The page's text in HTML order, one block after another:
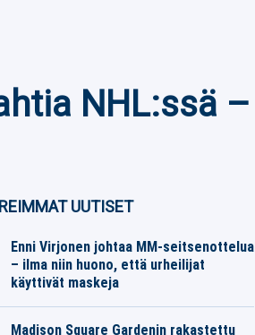
NHL:ssä –
UUTISET
Enni Virjonen johtaa MM-seitsenottelua
– ilma niin huono, että urheilijat
käyttivät maskeja
Madison Square Gardenin rakastettu